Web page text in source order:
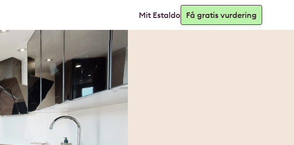
Mit Estaldo Få gratis vurdering